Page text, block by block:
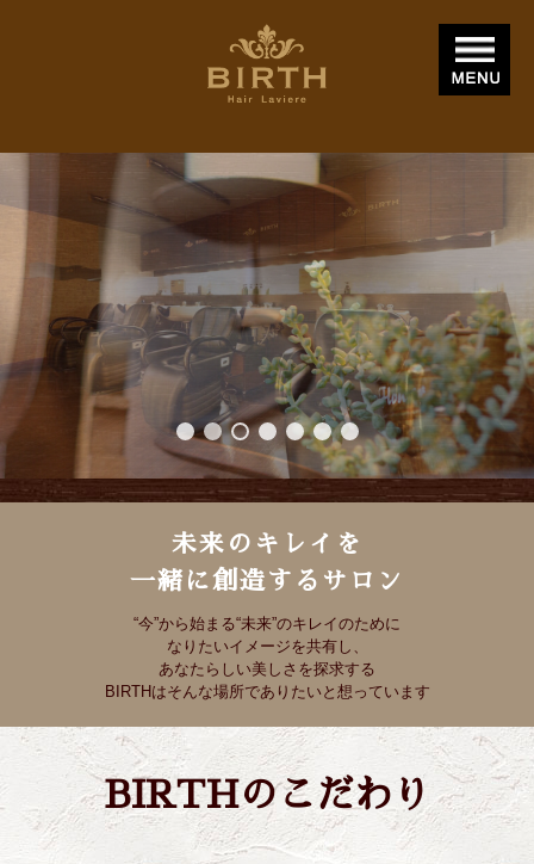
未来のキレイを
一緒に創造するサロン
“今”から始まる“未来”のキレイのために
なりたいイメージを共有し、
あなたらしい美しさを探求する
BIRTHはそんな場所でありたいと想っています
BIRTHのこだわり